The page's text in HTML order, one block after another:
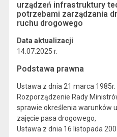
urządzeń infrastruktury
potrzebami zarządzania
ruchu drogowego
Data aktualizacji
14.07.2025 r.
Podstawa prawna
Ustawa z dnia 21 marca
Rozporządzenie Rady
sprawie określenia warunków
zajęcie pasa drogowego,
Ustawa z dnia 16 listopada